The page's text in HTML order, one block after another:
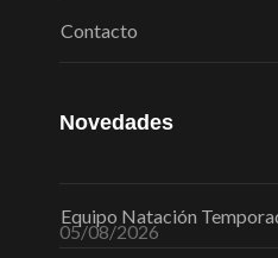
Contacto
Novedades
Equipo Natación
05/08/2026